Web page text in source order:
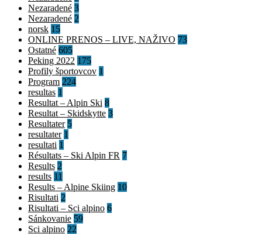
Nezaradené 3
Nezaradené 2
norsk 15
ONLINE PRENOS – LIVE, NAŽIVO 73
Ostatné 605
Peking 2022 175
Profily športovcov 1
Program 224
resultas 1
Resultat – Alpin Ski 8
Resultat – Skidskytte 3
Resultater 5
resultater 1
resultati 1
Résultats – Ski Alpin FR 7
Results 2
results 11
Results – Alpine Skiing 10
Risultati 2
Risultati – Sci alpino 6
Sánkovanie 59
Sci alpino 22